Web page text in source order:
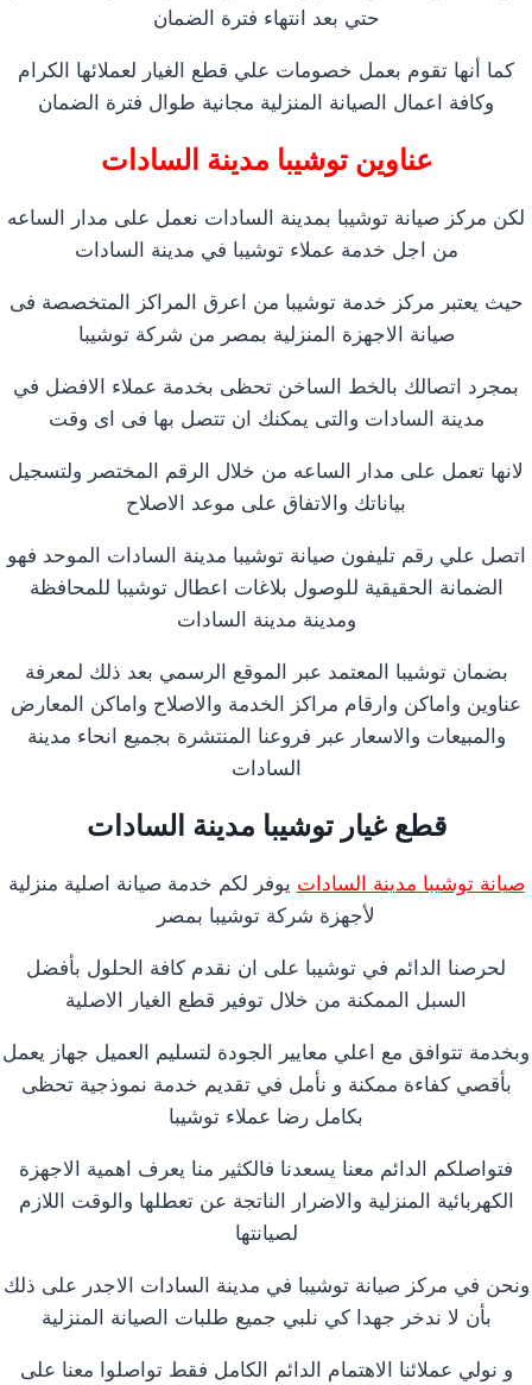
حتي بعد انتهاء فترة الضمان
كما أنها تقوم بعمل خصومات علي قطع الغيار لعملائها الكرام
وكافة اعمال الصيانة المنزلية مجانية طوال فترة الضمان
عناوين توشيبا مدينة السادات
لكن مركز صيانة توشيبا بمدينة السادات نعمل على مدار الساعه
من اجل خدمة عملاء توشيبا في مدينة السادات
حيث يعتبر مركز خدمة توشيبا من اعرق المراكز المتخصصة فى
صيانة الاجهزة المنزلية بمصر من شركة توشيبا
بمجرد اتصالك بالخط الساخن تحظى بخدمة عملاء الافضل في
مدينة السادات والتى يمكنك ان تتصل بها فى اى وقت
لانها تعمل على مدار الساعه من خلال الرقم المختصر ولتسجيل
بياناتك والاتفاق على موعد الاصلاح
اتصل علي رقم تليفون صيانة توشيبا مدينة السادات الموحد فهو
الضمانة الحقيقية للوصول بلاغات اعطال توشيبا للمحافظة
ومدينة مدينة السادات
بضمان توشيبا المعتمد عبر الموقع الرسمي بعد ذلك لمعرفة
عناوين واماكن وارقام مراكز الخدمة والاصلاح واماكن المعارض
والمبيعات والاسعار عبر فروعنا المنتشرة بجميع انحاء مدينة
السادات
قطع غيار توشيبا مدينة السادات
صيانة توشيبا مدينة السادات يوفر لكم خدمة صيانة اصلية منزلية
لأجهزة شركة توشيبا بمصر
لحرصنا الدائم في توشيبا على ان نقدم كافة الحلول بأفضل
السبل الممكنة من خلال توفير قطع الغيار الاصلية
وبخدمة تتوافق مع اعلي معايير الجودة لتسليم العميل جهاز يعمل
بأقصي كفاءة ممكنة و نأمل في تقديم خدمة نموذجية تحظى
بكامل رضا عملاء توشيبا
فتواصلكم الدائم معنا يسعدنا فالكثير منا يعرف اهمية الاجهزة
الكهربائية المنزلية والاضرار الناتجة عن تعطلها والوقت اللازم
لصيانتها
ونحن في مركز صيانة توشيبا في مدينة السادات الاجدر على ذلك
بأن لا ندخر جهدا كي نلبي جميع طلبات الصيانة المنزلية
و نولي عملائنا الاهتمام الدائم الكامل فقط تواصلوا معنا على